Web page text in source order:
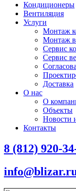
Кондиционеры
Вентиляция
Услуги
Монтаж
Монтаж
Сервис
Сервис
Доставка
О нас
О
Объекты
Новости
Контакты
8 (812) 920-